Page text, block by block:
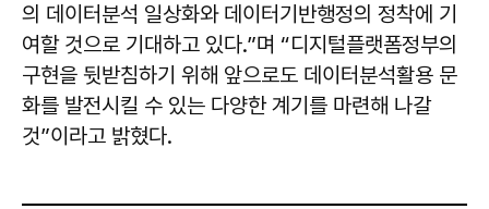
의 데이터분석 일상화와 데이터기반행정의 정착에 기
여할 것으로 기대하고 있다.”며 “디지털플랫폼정부의
구현을 뒷받침하기 위해 앞으로도 데이터분석활용 문
화를 발전시킬 수 있는 다양한 계기를 마련해 나갈
것”이라고 밝혔다.